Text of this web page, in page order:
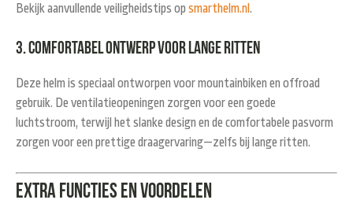
Bekijk aanvullende veiligheidstips op smarthelm.nl.
3. Comfortabel ontwerp voor lange ritten
Deze helm is speciaal ontworpen voor mountainbiken en offroad
gebruik. De ventilatieopeningen zorgen voor een goede
luchtstroom, terwijl het slanke design en de comfortabele pasvorm
zorgen voor een prettige draagervaring—zelfs bij lange ritten.
Extra functies en voordelen